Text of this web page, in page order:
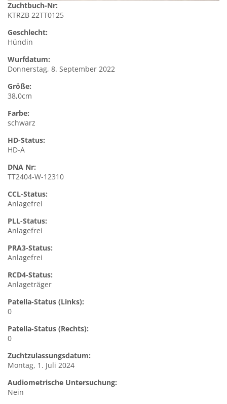
Zuchtbuch-Nr:
KTRZB 22TT0125
Geschlecht:
Hündin
Wurfdatum:
Donnerstag, 8. September 2022
Größe:
38,0cm
Farbe:
schwarz
HD-Status:
HD-A
DNA Nr:
TT2404-W-12310
CCL-Status:
Anlagefrei
PLL-Status:
Anlagefrei
PRA3-Status:
Anlagefrei
RCD4-Status:
Anlageträger
Patella-Status (Links):
0
Patella-Status (Rechts):
0
Zuchtzulassungsdatum:
Montag, 1. Juli 2024
Audiometrische Untersuchung:
Nein